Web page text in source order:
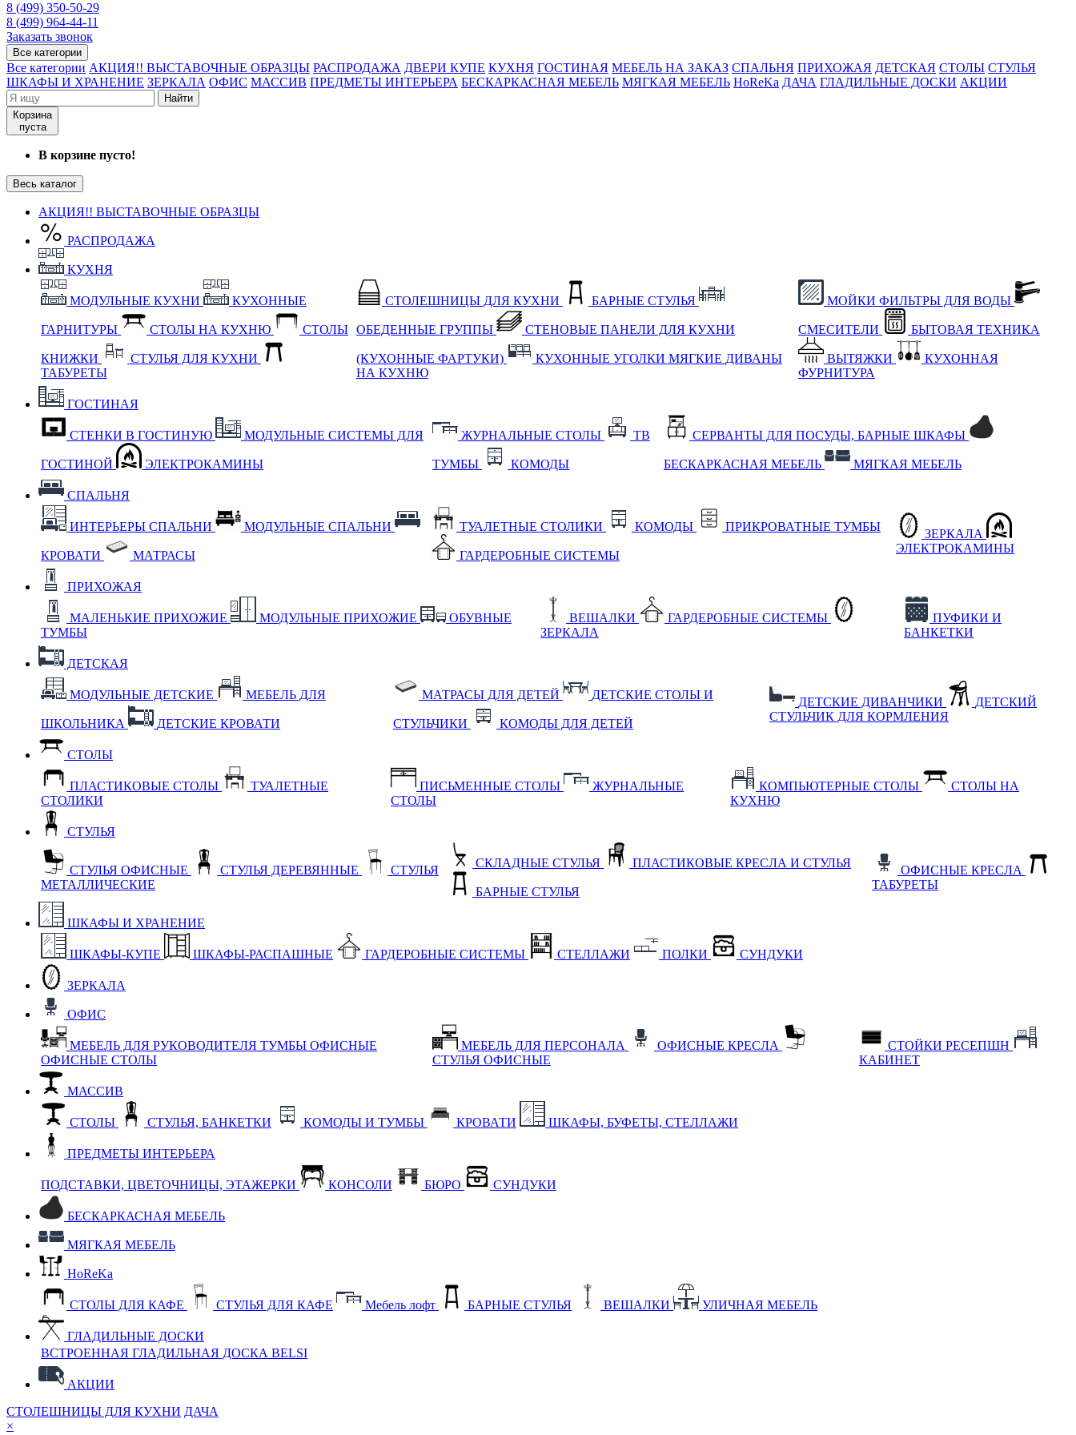
8 (499) 350-50-29
8 (499) 964-44-11
Заказать звонок
Все категории
Все категории АКЦИЯ!! ВЫСТАВОЧНЫЕ ОБРАЗЦЫ РАСПРОДАЖА ДВЕРИ КУПЕ КУХНЯ ГОСТИНАЯ МЕБЕЛЬ НА ЗАКАЗ СПАЛЬНЯ ПРИХОЖАЯ ДЕТСКАЯ СТОЛЫ СТУЛЬЯ
ШКАФЫ И ХРАНЕНИЕ ЗЕРКАЛА ОФИС МАССИВ ПРЕДМЕТЫ ИНТЕРЬЕРА БЕСКАРКАСНАЯ МЕБЕЛЬ МЯГКАЯ МЕБЕЛЬ HoReKa ДАЧА ГЛАДИЛЬНЫЕ ДОСКИ АКЦИИ
Найти
Корзина
пуста
В корзине пусто!
Весь каталог
АКЦИЯ!! ВЫСТАВОЧНЫЕ ОБРАЗЦЫ
РАСПРОДАЖА
КУХНЯ
МОДУЛЬНЫЕ КУХНИ КУХОННЫЕ
ГАРНИТУРЫ СТОЛЫ НА КУХНЮ СТОЛЫ
КНИЖКИ
СТУЛЬЯ ДЛЯ КУХНИ
ТАБУРЕТЫ
СТОЛЕШНИЦЫ ДЛЯ КУХНИ БАРНЫЕ СТУЛЬЯ
ОБЕДЕННЫЕ ГРУППЫ СТЕНОВЫЕ ПАНЕЛИ ДЛЯ КУХНИ
(КУХОННЫЕ ФАРТУКИ) КУХОННЫЕ УГОЛКИ МЯГКИЕ ДИВАНЫ
НА КУХНЮ
МОЙКИ ФИЛЬТРЫ ДЛЯ ВОДЫ
СМЕСИТЕЛИ БЫТОВАЯ ТЕХНИКА
ВЫТЯЖКИ
КУХОННАЯ
ФУРНИТУРА
ГОСТИНАЯ
СТЕНКИ В ГОСТИНУЮ МОДУЛЬНЫЕ СИСТЕМЫ ДЛЯ
ГОСТИНОЙ ЭЛЕКТРОКАМИНЫ
ЖУРНАЛЬНЫЕ СТОЛЫ ТВ
ТУМБЫ КОМОДЫ
СЕРВАНТЫ ДЛЯ ПОСУДЫ, БАРНЫЕ ШКАФЫ
БЕСКАРКАСНАЯ МЕБЕЛЬ МЯГКАЯ МЕБЕЛЬ
СПАЛЬНЯ
ИНТЕРЬЕРЫ СПАЛЬНИ МОДУЛЬНЫЕ СПАЛЬНИ
КРОВАТИ МАТРАСЫ
ТУАЛЕТНЫЕ СТОЛИКИ КОМОДЫ ПРИКРОВАТНЫЕ ТУМБЫ
ГАРДЕРОБНЫЕ СИСТЕМЫ
ЗЕРКАЛА
ЭЛЕКТРОКАМИНЫ
ПРИХОЖАЯ
МАЛЕНЬКИЕ ПРИХОЖИЕ МОДУЛЬНЫЕ ПРИХОЖИЕ
ОБУВНЫЕ
ТУМБЫ
ВЕШАЛКИ
ГАРДЕРОБНЫЕ СИСТЕМЫ
ЗЕРКАЛА
ПУФИКИ И
БАНКЕТКИ
ДЕТСКАЯ
МОДУЛЬНЫЕ ДЕТСКИЕ МЕБЕЛЬ ДЛЯ
ШКОЛЬНИКА ДЕТСКИЕ КРОВАТИ
МАТРАСЫ ДЛЯ ДЕТЕЙ ДЕТСКИЕ СТОЛЫ И
СТУЛЬЧИКИ КОМОДЫ ДЛЯ ДЕТЕЙ
ДЕТСКИЕ ДИВАНЧИКИ
ДЕТСКИЙ
СТУЛЬЧИК ДЛЯ КОРМЛЕНИЯ
СТОЛЫ
ПЛАСТИКОВЫЕ СТОЛЫ
ТУАЛЕТНЫЕ
СТОЛИКИ
ПИСЬМЕННЫЕ СТОЛЫ
ЖУРНАЛЬНЫЕ
СТОЛЫ
КОМПЬЮТЕРНЫЕ СТОЛЫ
СТОЛЫ НА
КУХНЮ
СТУЛЬЯ
СТУЛЬЯ ОФИСНЫЕ СТУЛЬЯ ДЕРЕВЯННЫЕ
СТУЛЬЯ
МЕТАЛЛИЧЕСКИЕ
СКЛАДНЫЕ СТУЛЬЯ ПЛАСТИКОВЫЕ КРЕСЛА И СТУЛЬЯ
БАРНЫЕ СТУЛЬЯ
ОФИСНЫЕ КРЕСЛА
ТАБУРЕТЫ
ШКАФЫ И ХРАНЕНИЕ
ШКАФЫ-КУПЕ ШКАФЫ-РАСПАШНЫЕ ГАРДЕРОБНЫЕ СИСТЕМЫ СТЕЛЛАЖИ ПОЛКИ СУНДУКИ
ЗЕРКАЛА
ОФИС
МЕБЕЛЬ ДЛЯ РУКОВОДИТЕЛЯ ТУМБЫ ОФИСНЫЕ
ОФИСНЫЕ СТОЛЫ
МЕБЕЛЬ ДЛЯ ПЕРСОНАЛА
ОФИСНЫЕ КРЕСЛА
СТУЛЬЯ ОФИСНЫЕ
СТОЙКИ РЕСЕПШН
КАБИНЕТ
МАССИВ
СТОЛЫ СТУЛЬЯ, БАНКЕТКИ КОМОДЫ И ТУМБЫ КРОВАТИ ШКАФЫ, БУФЕТЫ, СТЕЛЛАЖИ
ПРЕДМЕТЫ ИНТЕРЬЕРА
ПОДСТАВКИ, ЦВЕТОЧНИЦЫ, ЭТАЖЕРКИ КОНСОЛИ БЮРО СУНДУКИ
БЕСКАРКАСНАЯ МЕБЕЛЬ
МЯГКАЯ МЕБЕЛЬ
HoReKa
СТОЛЫ ДЛЯ КАФЕ СТУЛЬЯ ДЛЯ КАФЕ Мебель лофт БАРНЫЕ СТУЛЬЯ ВЕШАЛКИ УЛИЧНАЯ МЕБЕЛЬ
ГЛАДИЛЬНЫЕ ДОСКИ
ВСТРОЕННАЯ ГЛАДИЛЬНАЯ ДОСКА BELSI
АКЦИИ
СТОЛЕШНИЦЫ ДЛЯ КУХНИ ДАЧА
×